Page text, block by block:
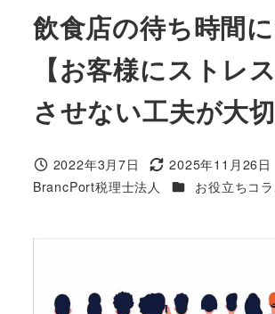
飲食店の待ち時間
【お客様にストレ
させない工夫が大切
投稿日
2022年3月7日
更新日
2025年11月26日
著
BrancPort税理士法人 カテゴリー
お役立ちコ